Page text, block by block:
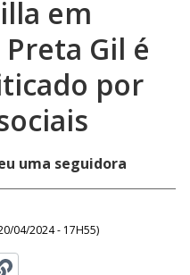
em
Gil é
por
uma seguidora
04/2024 - 17H55)